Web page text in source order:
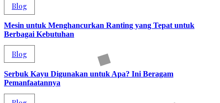
Blog
Mesin untuk Menghancurkan Ranting yang Tepat untuk
Berbagai Kebutuhan
Blog
Serbuk Kayu Digunakan untuk Apa? Ini Beragam
Pemanfaatannya